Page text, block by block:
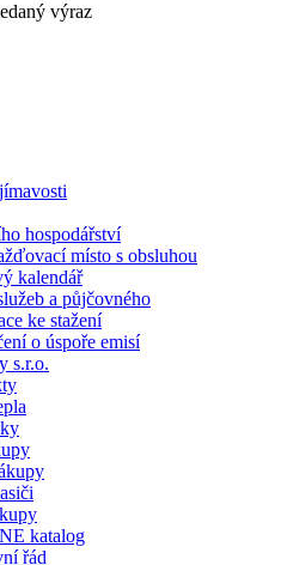
výraz
hospodářství
místo s obsluhou
kalendář
a půjčovného
ke stažení
o úspoře emisí
s.r.o.
katalog
řád